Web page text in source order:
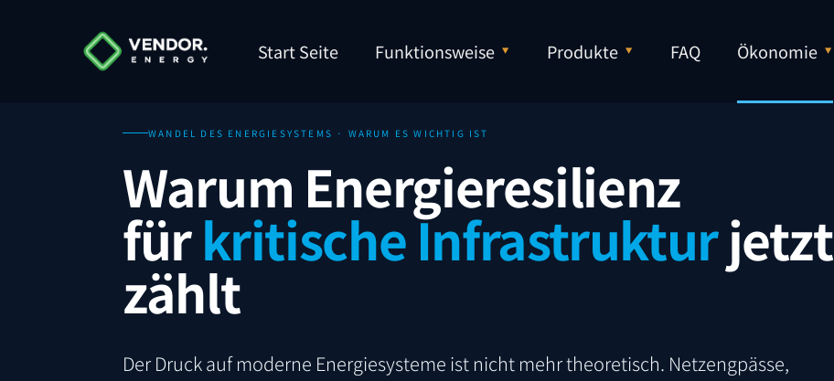
Start Seite Funktionsweise Produkte FAQ Ökonomie
WANDEL DES ENERGIESYSTEMS · WARUM ES WICHTIG IST
Warum Energieresilienz
fürkritische Infrastrukturjetzt
zählt
Der Druck auf moderne Energiesysteme ist nicht mehr theoretisch. Netzengpässe,